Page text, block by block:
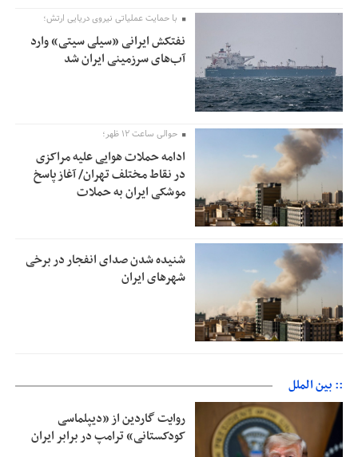
با حمایت عملیاتی نیروی دریایی ارتش؛
نفتکش ایرانی «سیلی سیتی» وارد
آب‌های سرزمینی ایران شد
حوالی ساعت ۱۲ ظهر؛
ادامه حملات هوایی علیه مراکزی
در نقاط مختلف تهران/ آغاز پاسخ
موشکی ایران به حملات
شنیده شدن صدای انفجار در برخی
شهرهای ایران
:: بین الملل
روایت گاردین از «دیپلماسی
کودکستانی» ترامپ در برابر ایران